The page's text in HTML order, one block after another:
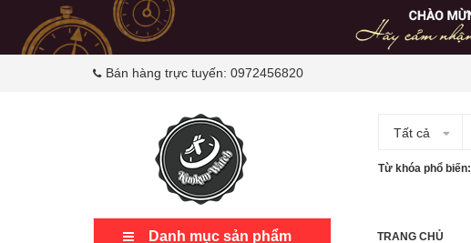
Bán hàng trực tuyến: 0972456820
Tất cả
Từ khóa phổ biến:
Danh mục sản phẩm TRANG CHỦ